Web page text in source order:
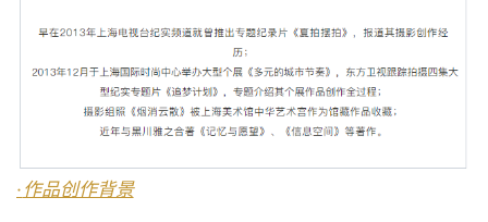
· 作品创作背景